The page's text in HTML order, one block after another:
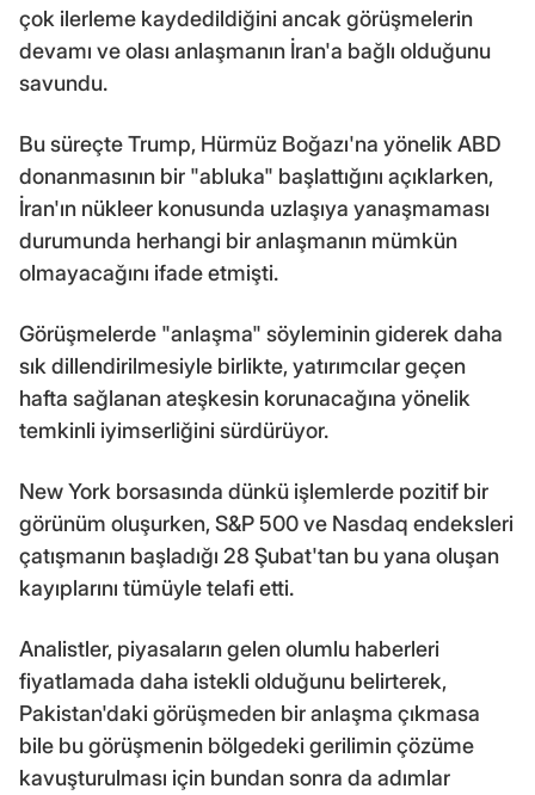
çok ilerleme kaydedildiğini ancak görüşmelerin
devamı ve olası anlaşmanın İran'a bağlı olduğunu
savundu.
Bu süreçte Trump, Hürmüz Boğazı'na yönelik ABD
donanmasının bir "abluka" başlattığını açıklarken,
İran'ın nükleer konusunda uzlaşıya yanaşmaması
durumunda herhangi bir anlaşmanın mümkün
olmayacağını ifade etmişti.
Görüşmelerde "anlaşma" söyleminin giderek daha
sık dillendirilmesiyle birlikte, yatırımcılar geçen
hafta sağlanan ateşkesin korunacağına yönelik
temkinli iyimserliğini sürdürüyor.
New York borsasında dünkü işlemlerde pozitif bir
görünüm oluşurken, S&P 500 ve Nasdaq endeksleri
çatışmanın başladığı 28 Şubat'tan bu yana oluşan
kayıplarını tümüyle telafi etti.
Analistler, piyasaların gelen olumlu haberleri
fiyatlamada daha istekli olduğunu belirterek,
Pakistan'daki görüşmeden bir anlaşma çıkmasa
bile bu görüşmenin bölgedeki gerilimin çözüme
kavuşturulması için bundan sonra da adımlar